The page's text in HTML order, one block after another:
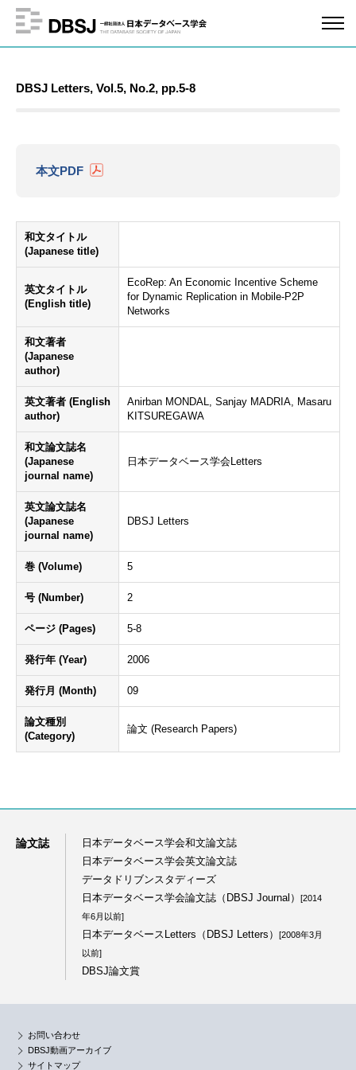
DBSJ Letters, Vol.5, No.2, pp.5-8
本文PDF
和文タイトル
(Japanese title)
英文タイトル
(English title)
EcoRep: An Economic Incentive Scheme
for Dynamic Replication in Mobile-P2P
Networks
和文著者
(Japanese
author)
英文著者 (English
author)
Anirban MONDAL, Sanjay MADRIA, Masaru
KITSUREGAWA
和文論文誌名
(Japanese
journal name)
日本データベース学会Letters
英文論文誌名
(Japanese
journal name)
DBSJ Letters
巻 (Volume) 5
号 (Number) 2
ページ (Pages) 5-8
発行年 (Year) 2006
発行月 (Month) 09
論文種別
(Category)
論文 (Research Papers)
論文誌
日本データベース学会和文論文誌
日本データベース学会英文論文誌
データドリブンスタディーズ
日本データベース学会論文誌（DBSJ Journal）
[2014
年6月以前]
日本データベースLetters（DBSJ Letters）
[2008年3月
以前]
DBSJ論文賞
お問い合わせ
DBSJ動画アーカイブ
サイトマップ